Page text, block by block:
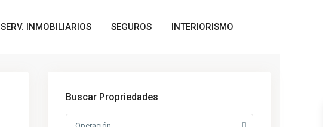
SERV. INMOBILIARIOS SEGUROS INTERIORISMO
Buscar Propriedades